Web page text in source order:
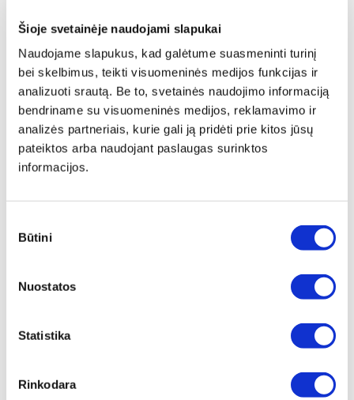
Šioje svetainėje naudojami slapukai
Naudojame slapukus, kad galėtume suasmeninti turinį
bei skelbimus, teikti visuomeninės medijos funkcijas ir
analizuoti srautą. Be to, svetainės naudojimo informaciją
bendriname su visuomeninės medijos, reklamavimo ir
analizės partneriais, kurie gali ją pridėti prie kitos jūsų
pateiktos arba naudojant paslaugas surinktos
informacijos.
pasirinkimas
Būtini
Nuostatos
Statistika
Rinkodara
VINYS SU DUJOMIS (DIGA CS-
12 variantų
Žiūrėti detaliau
VINYS POPIERINĖJE JUOSTOJE
Žiūrėti detaliau
KABĖS PNEUMATINIAM KABIŲ